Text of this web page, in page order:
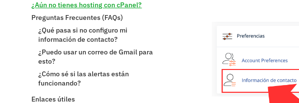
¿Aún no tienes hosting con cPanel?
Preguntas Frecuentes (FAQs)
Enlaces útiles